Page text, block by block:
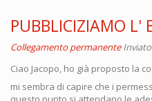
PUBBLICIZIAMO L'
Collegamento permanente
Ciao Jacopo, ho già proposto la
mi sembra di capire che i